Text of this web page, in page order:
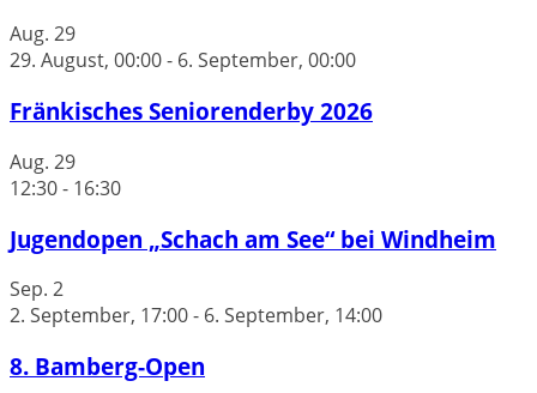
Aug. 29
29. August, 00:00- 6. September, 00:00
Fränkisches Seniorenderby 2026
Aug. 29
12:30- 16:30
Jugendopen „Schach am See“ bei Windheim
Sep. 2
2. September, 17:00- 6. September, 14:00
8. Bamberg-Open